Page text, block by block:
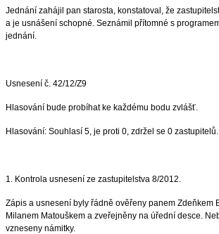
Jednání zahájil pan starosta, konstatoval, že
a je usnášení schopné. Seznámil přítomné s
jednání.
Usnesení č. 42/12/Z9
Hlasování bude probíhat ke každému
Hlasování: Souhlasí 5, je proti 0, zdržel se 0
1. Kontrola usnesení ze zastupitelstva 8/2012.
Zápis a usnesení byly řádně ověřeny panem Zdeňkem
Milanem Matouškem a zveřejněny na úřední desce.
vzneseny námitky.